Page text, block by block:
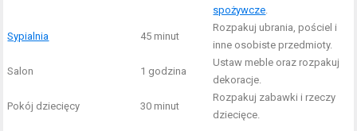
spożywcze.
Sypialnia 45 minut
Rozpakuj ubrania, pościel i
inne osobiste przedmioty.
Salon 1 godzina
Ustaw meble oraz rozpakuj
dekoracje.
Pokój dziecięcy 30 minut
Rozpakuj zabawki i rzeczy
dziecięce.